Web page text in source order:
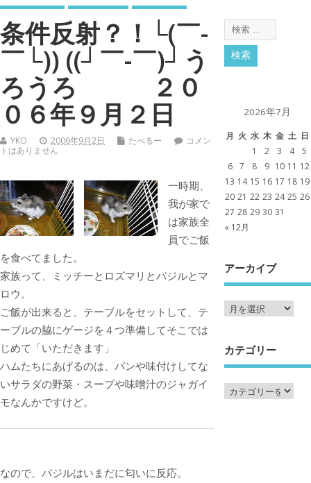
条件反射？！└(￣-
￣└)) ((┘￣-￣)┘う
ろうろ ２０
０６年９月２日
YKO 2006年9月2日 たべるー
コメン
トはありません
一時期、
我が家で
は家族全
員でご飯
を食べてました。
家族って、ミッチーとロズマリとバジルとマ
ロウ。
ご飯が出来ると、テーブルをセットして、テ
ーブルの脇にゲージを４つ準備してそこでは
じめて「いただきます」
ハムたちにあげるのは、パンや味付けしてな
いサラダの野菜・スープや味噌汁のジャガイ
モなんかですけど。
なので、バジルはいまだに匂いに反応。
2026年7月
月 火 水 木 金 土 日
1
2 3 4
5
6
7 8 9 10 11 12
13 14 15 16 17 18 19
20 21 22 23 24 25 26
27 28 29 30 31
« 12月
アーカイブ
カテゴリー